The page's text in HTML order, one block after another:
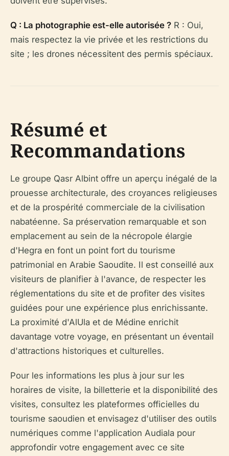
Q : La photographie est-elle autorisée ? R : Oui,
mais respectez la vie privée et les restrictions du
site ; les drones nécessitent des permis spéciaux.
Résumé et
Recommandations
Le groupe Qasr Albint offre un aperçu inégalé de la
prouesse architecturale, des croyances religieuses
et de la prospérité commerciale de la civilisation
nabatéenne. Sa préservation remarquable et son
emplacement au sein de la nécropole élargie
d'Hegra en font un point fort du tourisme
patrimonial en Arabie Saoudite. Il est conseillé aux
visiteurs de planifier à l'avance, de respecter les
réglementations du site et de profiter des visites
guidées pour une expérience plus enrichissante.
La proximité d'AlUla et de Médine enrichit
davantage votre voyage, en présentant un éventail
d'attractions historiques et culturelles.
Pour les informations les plus à jour sur les
horaires de visite, la billetterie et la disponibilité des
visites, consultez les plateformes officielles du
tourisme saoudien et envisagez d'utiliser des outils
numériques comme l'application Audiala pour
approfondir votre engagement avec ce site